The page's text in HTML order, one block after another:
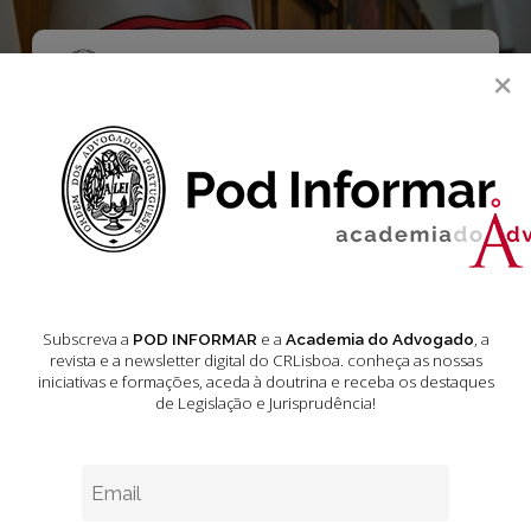
Skip
main
Menu
Jurisprudência –
Acórdãos do
Justiça da União
Europeia Maio
×
Subscreva a POD INFORMARe a Academia do Advogado, a
revista e a newsletter digital do CRLisboa. conheça as nossas
iniciativas e formações, aceda à doutrina e receba os destaques
de Legislação e Jurisprudência!